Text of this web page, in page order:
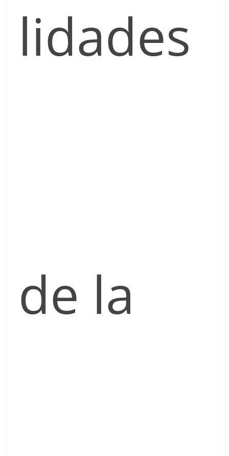
lidades
de la